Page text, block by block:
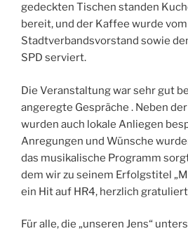
gedeckten Tischen standen
bereit, und der Kaffee wurde
Stadtverbandsvorstand sowie
SPD serviert.
Die Veranstaltung war sehr gut
angeregte Gespräche . Neben
wurden auch lokale Anliegen
Anregungen und Wünsche
das musikalische Programm
dem wir zu seinem Erfolgstitel
ein Hit auf HR4, herzlich
Für alle, die „unseren Jens“